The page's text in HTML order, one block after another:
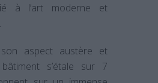
à l’art moderne et
aspect austère et
s’étale sur 7